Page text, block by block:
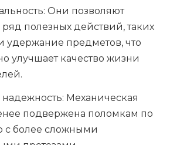
Они позволяют
полезных действий, таких
и удержание предметов, что
улучшает качество жизни
надежность: Механическая
подвержена поломкам по
с более сложными